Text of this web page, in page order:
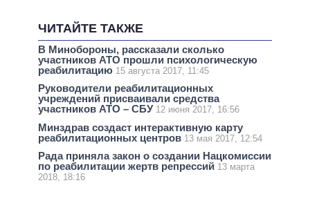
ЧИТАЙТЕ ТАКЖЕ
В Минобороны, рассказали сколько
участников АТО прошли психологическую
реабилитацию 15 августа 2017, 11:45
Руководители реабилитационных
учреждений присваивали средства
участников АТО – СБУ 12 июня 2017, 16:56
Минздрав создаст интерактивную карту
реабилитационных центров 13 мая 2017, 12:54
Рада приняла закон о создании Нацкомиссии
по реабилитации жертв репрессий 13 марта
2018, 18:16